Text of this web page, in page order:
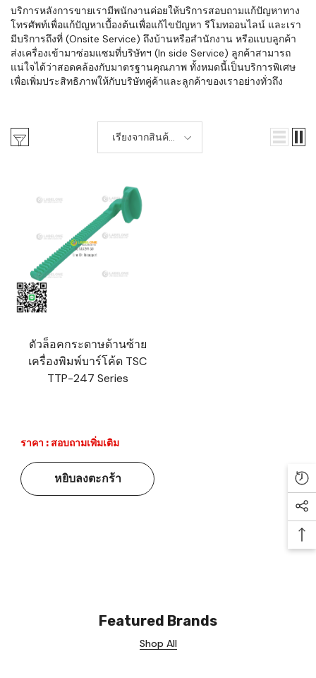
บริการหลังการขายเรามีพนักงานค่อยให้บริการสอบถามแก้ปัญหาทาง
โทรศัพท์เพื่อแก้ปัญหาเบื้องต้นเพื่อแก้ไขปัญหา รีโมทออนไลน์ และเรา
มีบริการถึงที่ (Onsite Service) ถึงบ้านหรือสำนักงาน หรือแบบลูกค้า
ส่งเครื่องเข้ามาซ่อมแซมที่บริษัทฯ (In side Service) ลูกค้าสามารถ
แน่ใจได้ว่าสอดคล้องกับมาตรฐานคุณภาพ ทั้งหมดนี้เป็นบริการพิเศษ
เพื่อเพิ่มประสิทธิภาพให้กับบริษัทคู่ค้าและลูกค้าของเราอย่างทั่วถึง
เรียงจากสินค้า
ใหม่-เก่า
ตัวล็อคกระดาษด้านซ้าย
เครื่องพิมพ์บาร์โค้ด TSC
TTP-247 Series
ราคา : สอบถามเพิ่มเติม
หยิบลงตะกร้า
Featured Brands
Shop All